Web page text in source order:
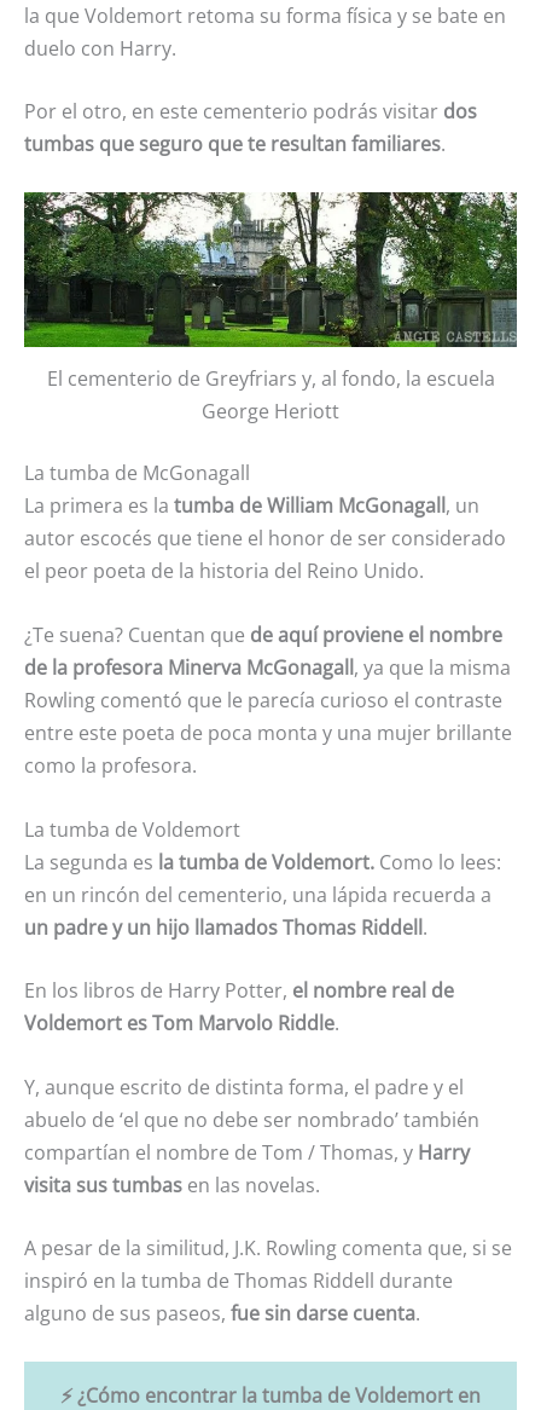
la que Voldemort retoma su forma física y se bate en
duelo con Harry.
Por el otro, en este cementerio podrás visitar dos
tumbas que seguro que te resultan familiares.
El cementerio de Greyfriars y, al fondo, la escuela
George Heriott
La tumba de McGonagall
La primera es la tumba de William McGonagall, un
autor escocés que tiene el honor de ser considerado
el peor poeta de la historia del Reino Unido.
¿Te suena? Cuentan que de aquí proviene el nombre
de la profesora Minerva McGonagall, ya que la misma
Rowling comentó que le parecía curioso el contraste
entre este poeta de poca monta y una mujer brillante
como la profesora.
La tumba de Voldemort
La segunda es la tumba de Voldemort. Como lo lees:
en un rincón del cementerio, una lápida recuerda a
un padre y un hijo llamados Thomas Riddell.
En los libros de Harry Potter, el nombre real de
Voldemort es Tom Marvolo Riddle.
Y, aunque escrito de distinta forma, el padre y el
abuelo de ‘el que no debe ser nombrado’ también
compartían el nombre de Tom / Thomas, y Harry
visita sus tumbas en las novelas.
A pesar de la similitud, J.K. Rowling comenta que, si se
inspiró en la tumba de Thomas Riddell durante
alguno de sus paseos, fue sin darse cuenta.
⚡ ¿Cómo encontrar la tumba de Voldemort en